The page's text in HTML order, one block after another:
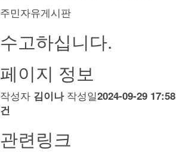
주민자유게시판
수고하십니다.
페이지 정보
작성자 김이나 작성일2024-09-29 17:58
건
관련링크